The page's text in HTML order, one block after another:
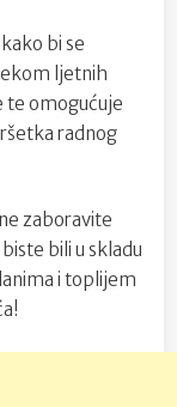
bi se
ljetnih
te omogućuje
radnog
zaboravite
bili u skladu
i toplijem